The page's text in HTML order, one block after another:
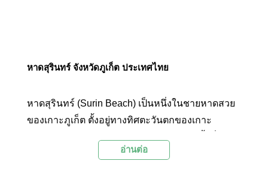
หาดสุรินทร์ จังหวัดภูเก็ต ประเทศไทย
หาดสุรินทร์ (Surin Beach) เป็นหนึ่งในชายหาดสวย
ของเกาะภูเก็ต ตั้งอยู่ทางทิศตะวันตกของเกาะ
เรื่องของน้ำทะเลสีเขียวอมฟ้าใส สามารถมองเห็นถึง
อ่านต่อ